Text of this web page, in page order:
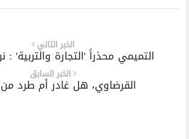
الخبر التالي
التميمي محذراً 'التجارة والتربية' :
الخبر السابق
القرضاوي، هل غادر أم طرد من